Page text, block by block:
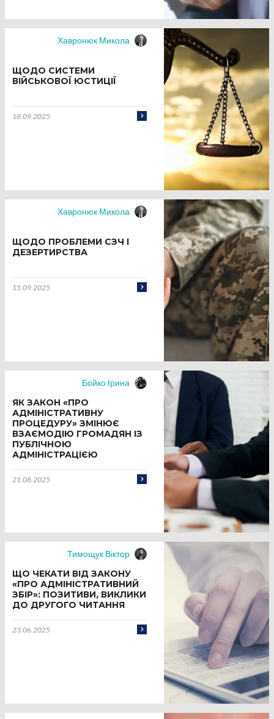
Хавронюк Микола
ЩОДО СИСТЕМИ
ВІЙСЬКОВОЇ ЮСТИЦІЇ
18.09.2025
Хавронюк Микола
ЩОДО ПРОБЛЕМИ СЗЧ І
ДЕЗЕРТИРСТВА
15.09.2025
Бойко Ірина
ЯК ЗАКОН «ПРО
АДМІНІСТРАТИВНУ
ПРОЦЕДУРУ» ЗМІНЮЄ
ВЗАЄМОДІЮ ГРОМАДЯН ІЗ
ПУБЛІЧНОЮ
АДМІНІСТРАЦІЄЮ
21.08.2025
Тимощук Віктор
ЩО ЧЕКАТИ ВІД ЗАКОНУ
«ПРО АДМІНІСТРАТИВНИЙ
ЗБІР»: ПОЗИТИВИ, ВИКЛИКИ
ДО ДРУГОГО ЧИТАННЯ
23.06.2025